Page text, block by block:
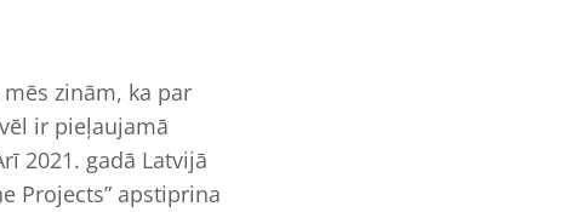
zinām, ka par
ir pieļaujamā
2021. gadā Latvijā
Projects” apstiprina